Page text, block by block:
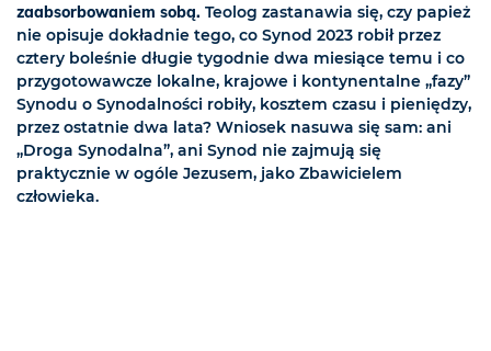
zaabsorbowaniem sobą. Teolog zastanawia się, czy papież
nie opisuje dokładnie tego, co Synod 2023 robił przez
cztery boleśnie długie tygodnie dwa miesiące temu i co
przygotowawcze lokalne, krajowe i kontynentalne „fazy”
Synodu o Synodalności robiły, kosztem czasu i pieniędzy,
przez ostatnie dwa lata? Wniosek nasuwa się sam: ani
„Droga Synodalna”, ani Synod nie zajmują się
praktycznie w ogóle Jezusem, jako Zbawicielem
człowieka.